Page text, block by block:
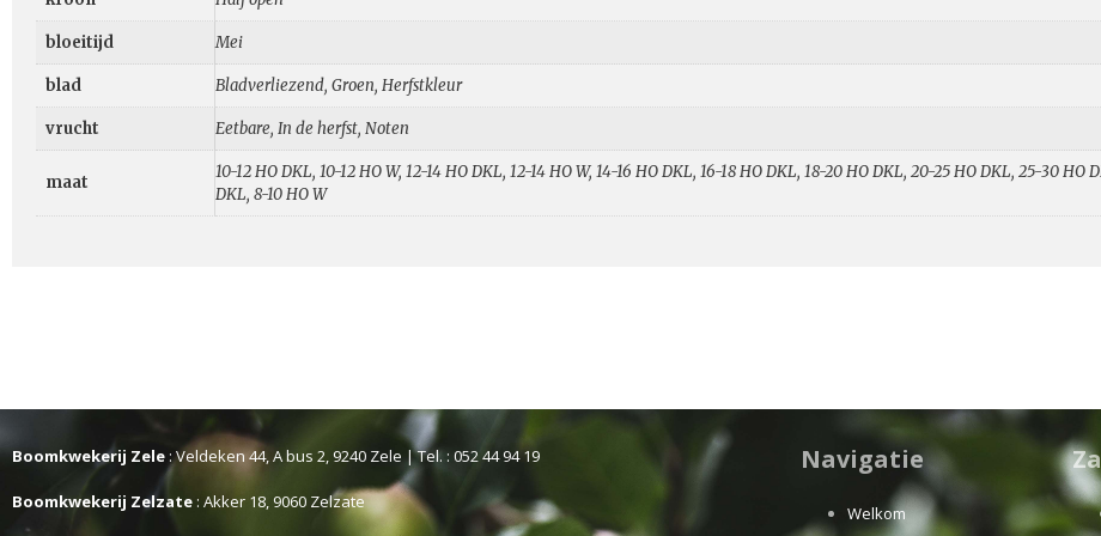
bloeitijd Mei
blad Bladverliezend, Groen, Herfstkleur
vrucht Eetbare, In de herfst, Noten
maat
10-12 HO DKL, 10-12 HO W, 12-14 HO DKL, 12-14 HO W, 14-16 HO DKL, 16-18 HO DKL, 18-20 HO DKL, 20-25 HO DKL, 25-30 HO
DKL, 8-10 HO W
Boomkwekerij Zele : Veldeken 44, A bus 2, 9240 Zele | Tel. : 052 44 94 19
Boomkwekerij Zelzate : Akker 18, 9060 Zelzate
Navigatie
Welkom